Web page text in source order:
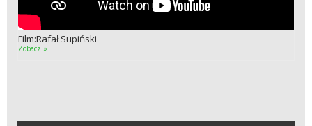
Film:Rafał Supiński
Zobacz »